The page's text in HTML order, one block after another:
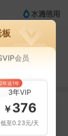
提示信息
当前企业(0条)
会员
3年VIP
￥376
低至0.23元/天
年送1年